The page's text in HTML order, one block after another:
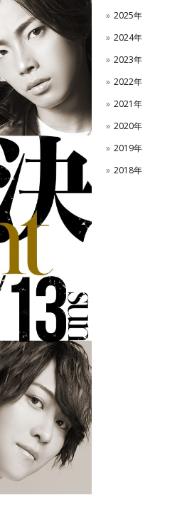
2025年
2024年
2023年
2022年
2021年
2020年
2019年
2018年